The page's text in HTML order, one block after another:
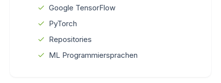
Google TensorFlow
PyTorch
Repositories
ML Programmiersprachen